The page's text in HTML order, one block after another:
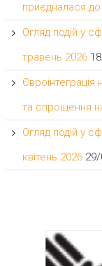
приєдналася
Огляд подій у
травень 2026
Євроінтеграція
та спрощення
Огляд подій у
квітень 2026